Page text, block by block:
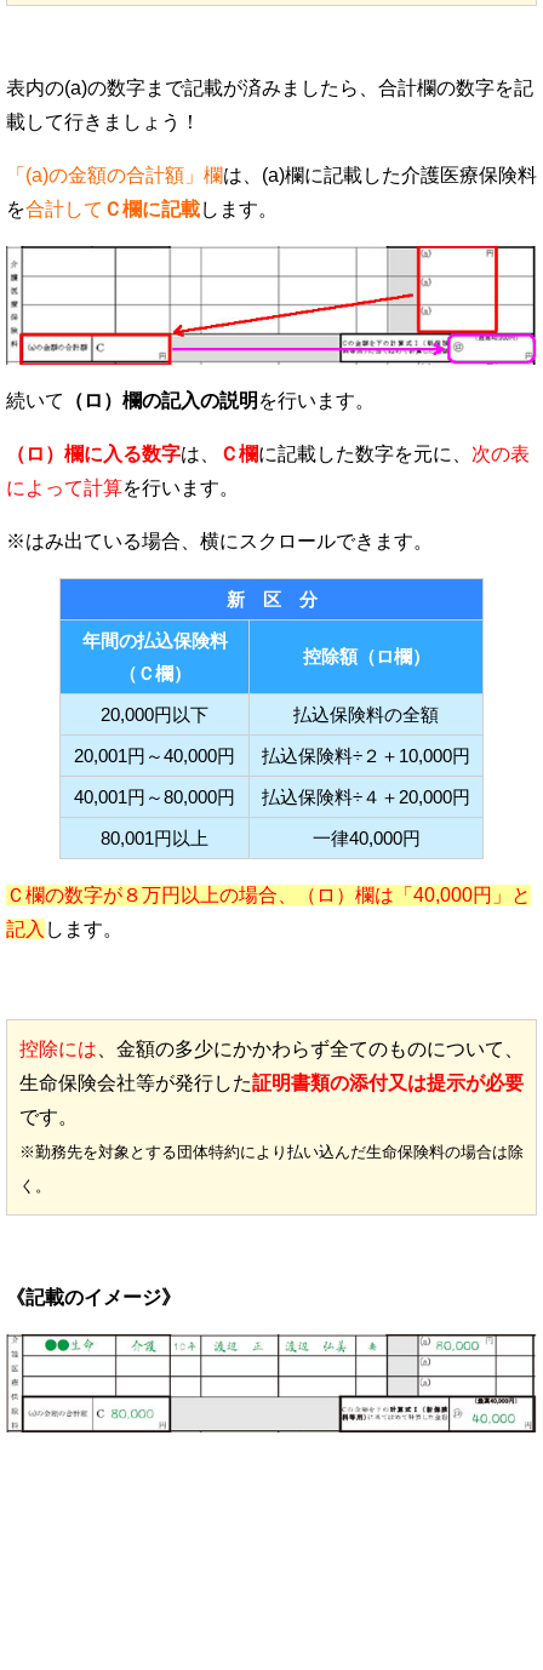
表内の(a)の数字まで記載が済みましたら、合計欄の数字を記
載して行きましょう！
「(a)の金額の合計額」欄は、(a)欄に記載した介護医療保険料
を合計して Ｃ欄に記載します。
続いて （ロ）欄の記入の説明 を行います。
（ロ）欄に入る数字は、 Ｃ欄に記載した数字を元に、 次の表
によって計算を行います。
新 区 分
年間の払込保険料
（Ｃ欄）
控除額（ロ欄）
20,000円以下
払込保険料の全額
20,001円～40,000円
払込保険料÷２＋10,000円
40,001円～80,000円
払込保険料÷４＋20,000円
80,001円以上
一律40,000円
Ｃ欄の数字が８万円以上の場合、（ロ）欄は「40,000円」と
記入 します。
控除には 、金額の多少にかかわらず全てのものについて、
生命保険会社等が発行した証明書類の添付又は提示が必要
です。
※勤務先を対象とする団体特約により払い込んだ生命保険料の場合は除
く。
《記載のイメージ》